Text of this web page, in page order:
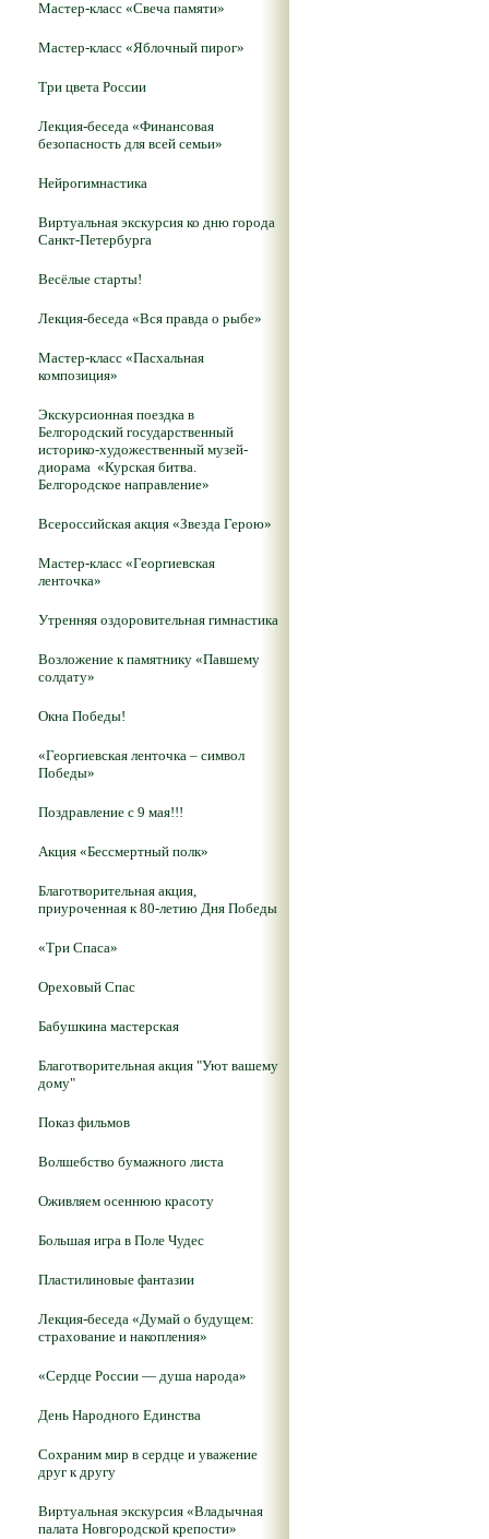
Мастер-класс «Свеча памяти»
Мастер-класс «Яблочный пирог»
Три цвета России
Лекция-беседа «Финансовая
безопасность для всей семьи»
Нейрогимнастика
Виртуальная экскурсия ко дню города
Санкт-Петербурга
Весёлые старты!
Лекция-беседа «Вся правда о рыбе»
Мастер-класс «Пасхальная
композиция»
Экскурсионная поездка в
Белгородский государственный
историко-художественный музей-
диорама «Курская битва.
Белгородское направление»
Всероссийская акция «Звезда Герою»
Мастер-класс «Георгиевская
ленточка»
Утренняя оздоровительная гимнастика
Возложение к памятнику «Павшему
солдату»
Окна Победы!
«Георгиевская ленточка – символ
Победы»
Поздравление с 9 мая!!!
Акция «Бессмертный полк»
Благотворительная акция,
приуроченная к 80-летию Дня Победы
«Три Спаса»
Ореховый Спас
Бабушкина мастерская
Благотворительная акция "Уют вашему
дому"
Показ фильмов
Волшебство бумажного листа
Оживляем осеннюю красоту
Большая игра в Поле Чудес
Пластилиновые фантазии
Лекция-беседа «Думай о будущем:
страхование и накопления»
«Сердце России — душа народа»
День Народного Единства
Сохраним мир в сердце и уважение
друг к другу
Виртуальная экскурсия «Владычная
палата Новгородской крепости»